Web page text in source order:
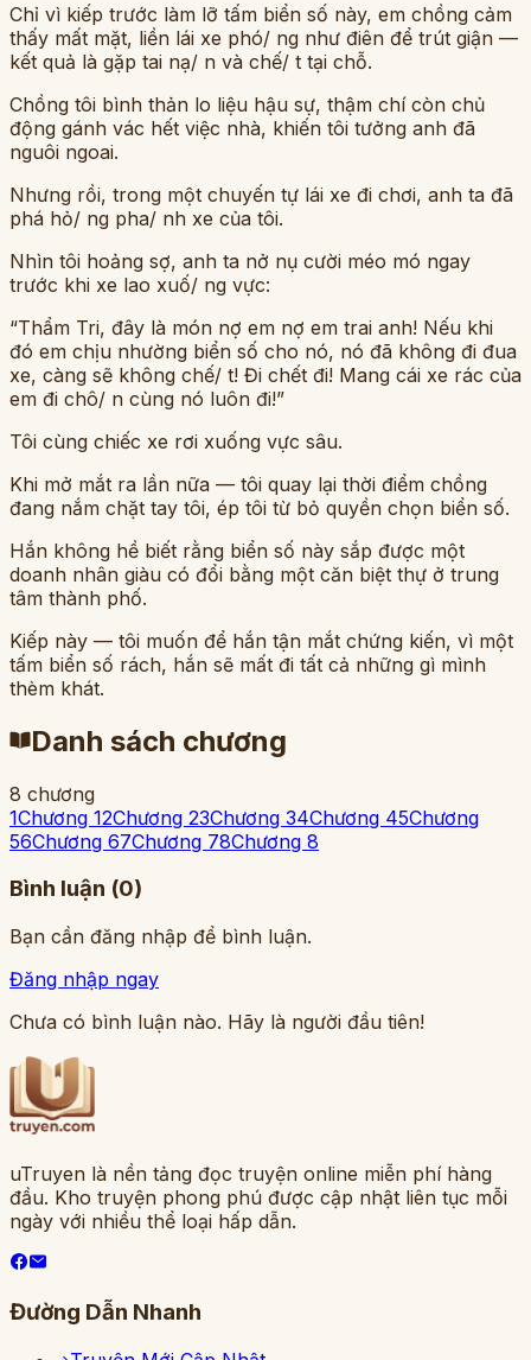
Chỉ vì kiếp trước làm lỡ tấm biển số này, em chồng cảm
thấy mất mặt, liền lái xe phó/ ng như điên để trút giận —
kết quả là gặp tai nạ/ n và chế/ t tại chỗ.
Chồng tôi bình thản lo liệu hậu sự, thậm chí còn chủ
động gánh vác hết việc nhà, khiến tôi tưởng anh đã
nguôi ngoai.
Nhưng rồi, trong một chuyến tự lái xe đi chơi, anh ta đã
phá hỏ/ ng pha/ nh xe của tôi.
Nhìn tôi hoảng sợ, anh ta nở nụ cười méo mó ngay
trước khi xe lao xuố/ ng vực:
“Thẩm Tri, đây là món nợ em nợ em trai anh! Nếu khi
đó em chịu nhường biển số cho nó, nó đã không đi đua
xe, càng sẽ không chế/ t! Đi chết đi! Mang cái xe rác của
em đi chô/ n cùng nó luôn đi!”
Tôi cùng chiếc xe rơi xuống vực sâu.
Khi mở mắt ra lần nữa — tôi quay lại thời điểm chồng
đang nắm chặt tay tôi, ép tôi từ bỏ quyền chọn biển số.
Hắn không hề biết rằng biển số này sắp được một
doanh nhân giàu có đổi bằng một căn biệt thự ở trung
tâm thành phố.
Kiếp này — tôi muốn để hắn tận mắt chứng kiến, vì một
tấm biển số rách, hắn sẽ mất đi tất cả những gì mình
thèm khát.
Danh sách chương
8 chương
1Chương 12Chương 23Chương 34Chương 45Chương
56Chương 67Chương 78Chương 8
Bình luận (0)
Bạn cần đăng nhập để bình luận.
Đăng nhập ngay
Chưa có bình luận nào. Hãy là người đầu tiên!
uTruyen là nền tảng đọc truyện online miễn phí hàng
đầu. Kho truyện phong phú được cập nhật liên tục mỗi
ngày với nhiều thể loại hấp dẫn.
Đường Dẫn Nhanh